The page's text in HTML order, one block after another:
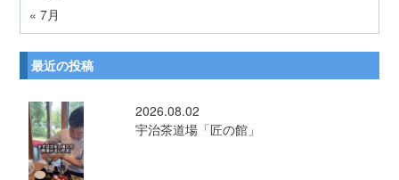
« 7月
最近の投稿
2026.08.02
宇治茶道場「匠の館」